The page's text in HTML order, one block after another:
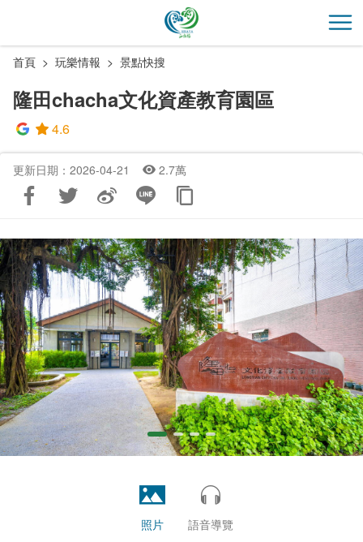
主
開
首頁 玩樂情報 景點快搜
隆田chacha文化資產教育園區
4.6
更新日期：2026-04-21 2.7萬
照片 語音導覽